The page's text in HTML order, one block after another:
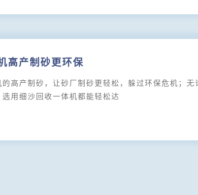
高产制砂更环保
产制砂，让砂厂制砂更轻松，躲过环保危机；无
用细沙回收一体机都能轻松达